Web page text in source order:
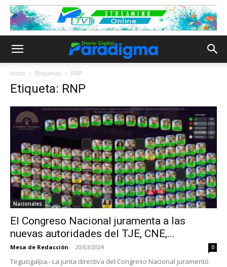
Inicio Etiquetas RNP
Etiqueta: RNP
Nacionales
El Congreso Nacional juramenta a las
nuevas autoridades del TJE, CNE,...
Mesa de Redacción - 20/03/2024 0
Tegucigalpa.- La junta directiva del Congreso Nacional juramentó